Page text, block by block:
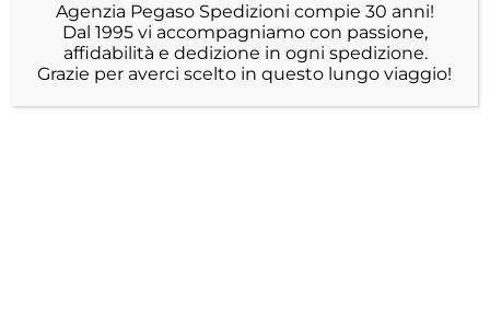
Agenzia Pegaso Spedizioni compie 30 anni!
Dal 1995 vi accompagniamo con passione,
affidabilità e dedizione in ogni spedizione.
Grazie per averci scelto in questo lungo viaggio!